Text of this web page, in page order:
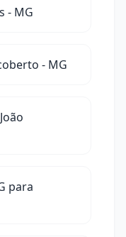
- MG
- MG
para